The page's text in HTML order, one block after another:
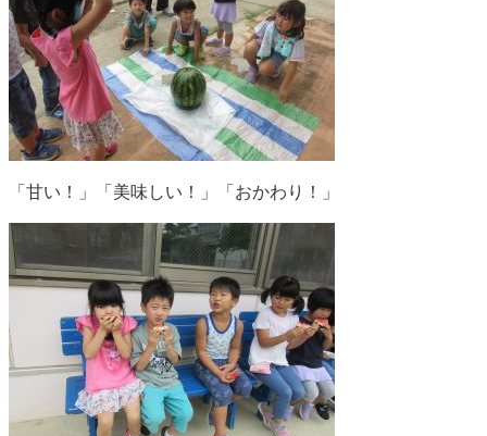
「甘い！」「美味しい！」「おかわり！」